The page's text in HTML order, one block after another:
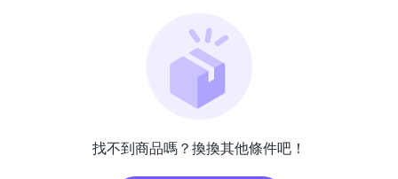
找不到商品嗎？換換其他條件吧！